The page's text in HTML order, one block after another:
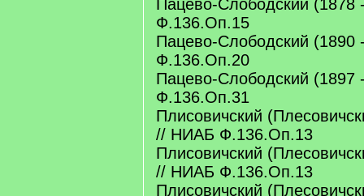
Пацево-Слободский
Ф.136.Оп.15
Пацево-Слободский
Ф.136.Оп.20
Пацево-Слободский
Ф.136.Оп.31
Плисовичский
// НИАБ Ф.136.Оп.13
Плисовичский
// НИАБ Ф.136.Оп.13
Плисовичский